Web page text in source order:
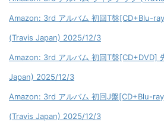
Amazon: 3rd アルバム 初回T盤[CD+Blu-
(Travis Japan) 2025/12/3
Amazon: 3rd アルバム 初回T盤[CD+DVD]
Japan) 2025/12/3
Amazon: 3rd アルバム 初回J盤[CD+Blu-
(Travis Japan) 2025/12/3